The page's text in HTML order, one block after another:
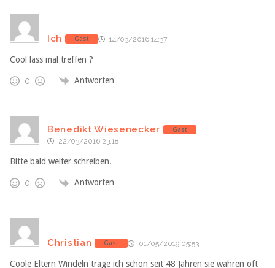
Ich Gast 14/03/2016 14:37
Cool lass mal treffen ?
0 Antworten
Benedikt Wiesenecker Gast
22/03/2016 23:18
Bitte bald weiter schreiben.
0 Antworten
Christian Gast 01/05/2019 05:53
Coole Eltern Windeln trage ich schon seit 48 Jahren sie wahren oft